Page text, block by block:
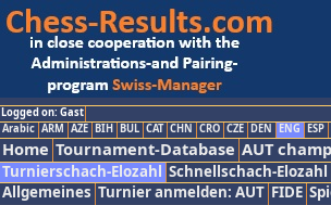
Logged on: Gast
Arabic ARM AZE BIH BUL CAT CHN CRO CZE DEN ENG ESP
Home Tournament-Database AUT
Turnierschach-Elozahl Schnellschach-Elozahl
Allgemeines Turnier anmelden: AUT FIDE